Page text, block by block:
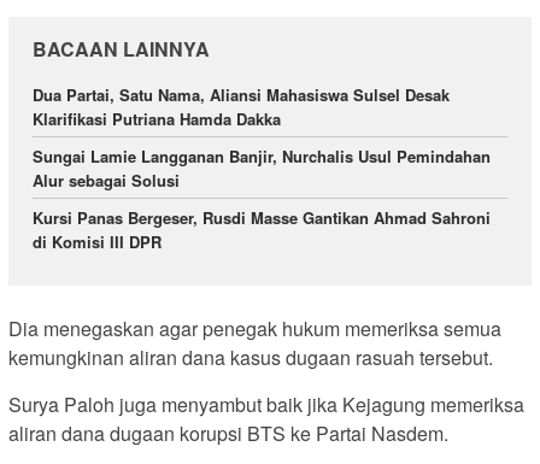
BACAAN LAINNYA
Dua Partai, Satu Nama, Aliansi Mahasiswa Sulsel Desak
Klarifikasi Putriana Hamda Dakka
Sungai Lamie Langganan Banjir, Nurchalis Usul Pemindahan
Alur sebagai Solusi
Kursi Panas Bergeser, Rusdi Masse Gantikan Ahmad Sahroni
di Komisi III DPR
Dia menegaskan agar penegak hukum memeriksa semua
kemungkinan aliran dana kasus dugaan rasuah tersebut.
Surya Paloh juga menyambut baik jika Kejagung memeriksa
aliran dana dugaan korupsi BTS ke Partai Nasdem.